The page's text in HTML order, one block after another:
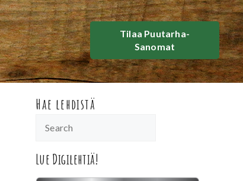
Tilaa Puutarha-
Sanomat
Hae lehdistä
Lue Digilehtiä!